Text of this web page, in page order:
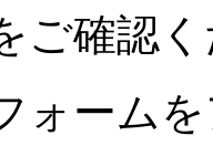
ご確認
ォーム